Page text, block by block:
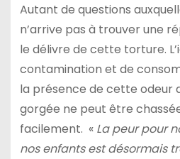
Autant de questions
n’arrive pas à trouver une
le délivre de cette torture.
contamination et de
la présence de cette odeur
gorgée ne peut être
facilement. « La peur pour
nos enfants est désormais